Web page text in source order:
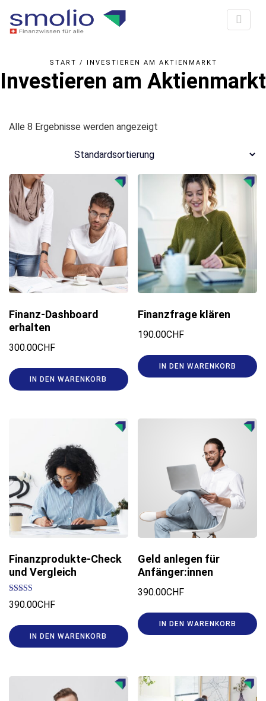
START / INVESTIEREN AM AKTIENMARKT
Investieren am Aktienmarkt
Alle 8 Ergebnisse werden angezeigt
Finanz-Dashboard
erhalten
300.00CHF
IN DEN WARENKORB
Finanzfrage klären
190.00CHF
IN DEN WARENKORB
Finanzprodukte-Check
und Vergleich
Bewertet mit
5.00
390.00CHF
IN DEN WARENKORB
Geld anlegen für
Anfänger:innen
390.00CHF
IN DEN WARENKORB